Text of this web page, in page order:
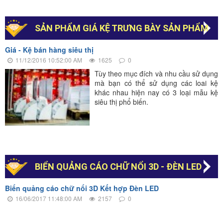
SẢN PHẨM GIÁ KỆ TRƯNG BÀY SẢN PHẨM
Giá - Kệ bán hàng siêu thị
11/12/2016 10:52:00 AM 1625 0
Tùy theo mục đích và nhu cầu sử dụng
mà bạn có thể sử dụng các loai kệ
khác nhau hiện nay có 3 loại mẫu kệ
siêu thị phổ biến.
BIỂN QUẢNG CÁO CHỮ NỔI 3D - ĐÈN LED
Biển quảng cáo chữ nổi 3D Kết hợp Đèn LED
16/06/2017 11:48:00 AM 2157 0